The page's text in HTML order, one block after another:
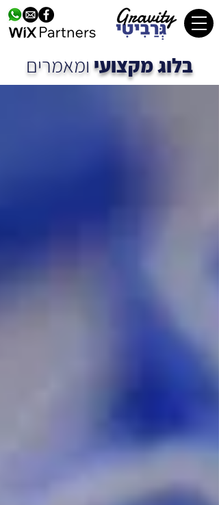
בלוג מקצועי ומאמרים